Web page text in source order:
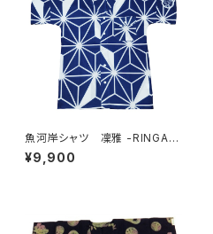
魚河岸シャツ 凜雅 -RINGA-
プレミアムシリーズ① 麻かざぐ
るま Mサイズ 認定証付き
¥9,900